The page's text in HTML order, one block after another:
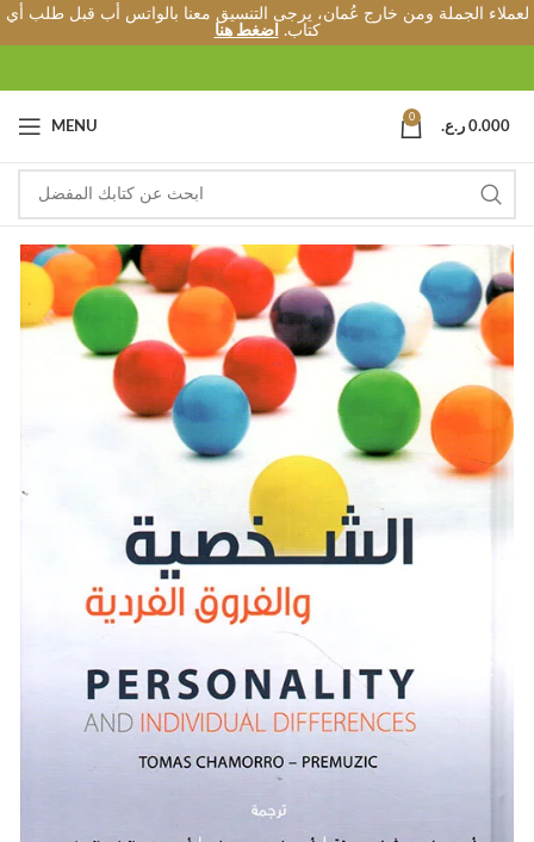
لعملاء الجملة ومن خارج عُمان، يرجى التنسيق معنا بالواتس أب قبل طلب أي
كتاب.
اضغط هنا
MENU
0
0.000 ر.ع.